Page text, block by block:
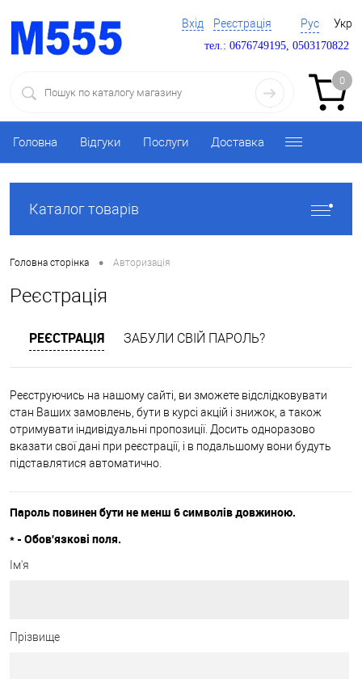
Вхід Реєстрація Рус Укр
тел.: 0676749195, 0503170822
0
Головна Відгуки Послуги Доставка
Каталог товарів
Головна сторінка • Авторизація
Реєстрація
РЕЄСТРАЦІЯ ЗАБУЛИ СВІЙ ПАРОЛЬ?
Реєструючись на нашому сайті, ви зможете відслідковувати
стан Ваших замовлень, бути в курсі акцій і знижок, а також
отримувати індивідуальні пропозиції. Досить одноразово
вказати свої дані при реєстрації, і в подальшому вони будуть
підставлятися автоматично.
Пароль повинен бути не менш 6 символів довжиною.
* - Обов'язкові поля.
Ім'я
Прізвище